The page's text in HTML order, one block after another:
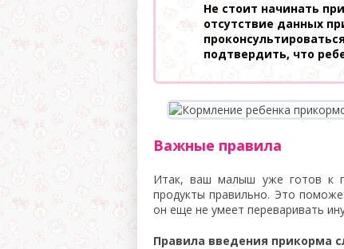
Не стоит начинать
отсутствие данных
подтвердить, что
Важные правила
Итак, ваш малыш уже готов к
продукты правильно. Это
он еще не умеет переваривать
Правила введения прикорма